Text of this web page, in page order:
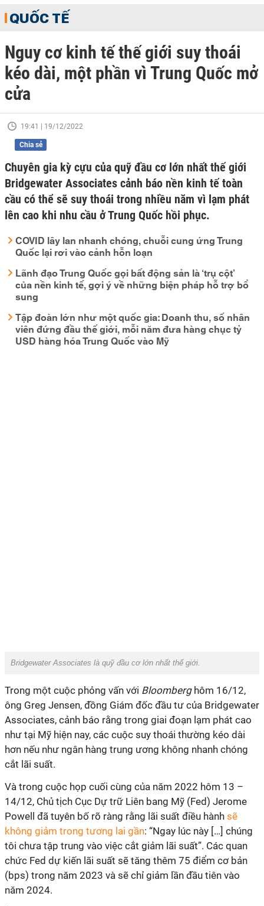
QUỐC TẾ
Nguy cơ kinh tế thế giới suy thoái
kéo dài, một phần vì Trung Quốc mở
cửa
19:41 | 19/12/2022
Chia sẻ
Chuyên gia kỳ cựu của quỹ đầu cơ lớn nhất thế giới
Bridgewater Associates cảnh báo nền kinh tế toàn
cầu có thể sẽ suy thoái trong nhiều năm vì lạm phát
lên cao khi nhu cầu ở Trung Quốc hồi phục.
COVID lây lan nhanh chóng, chuỗi cung ứng Trung
Quốc lại rơi vào cảnh hỗn loạn
Lãnh đạo Trung Quốc gọi bất động sản là ‘trụ cột’
của nền kinh tế, gợi ý về những biện pháp hỗ trợ bổ
sung
Tập đoàn lớn như một quốc gia: Doanh thu, số nhân
viên đứng đầu thế giới, mỗi năm đưa hàng chục tỷ
USD hàng hóa Trung Quốc vào Mỹ
Bridgewater Associates là quỹ đầu cơ lớn nhất thế giới.
Trong một cuộc phỏng vấn với Bloomberghôm 16/12,
ông Greg Jensen, đồng Giám đốc đầu tư của Bridgewater
Associates, cảnh báo rằng trong giai đoạn lạm phát cao
như tại Mỹ hiện nay, các cuộc suy thoái thường kéo dài
hơn nếu như ngân hàng trung ương không nhanh chóng
cắt lãi suất.
Và trong cuộc họp cuối cùng của năm 2022 hôm 13 –
14/12, Chủ tịch Cục Dự trữ Liên bang Mỹ (Fed) Jerome
Powell đã tuyên bố rõ ràng rằng lãi suất điều hành sẽ
không giảm trong tương lai gần: “Ngay lúc này […] chúng
tôi chưa tập trung vào việc cắt giảm lãi suất”. Các quan
chức Fed dự kiến lãi suất sẽ tăng thêm 75 điểm cơ bản
(bps) trong năm 2023 và sẽ chỉ giảm lần đầu tiên vào
năm 2024.